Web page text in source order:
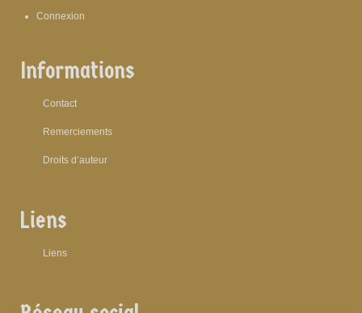
Connexion
Informations
Contact
Remerciements
Droits d’auteur
Liens
Liens